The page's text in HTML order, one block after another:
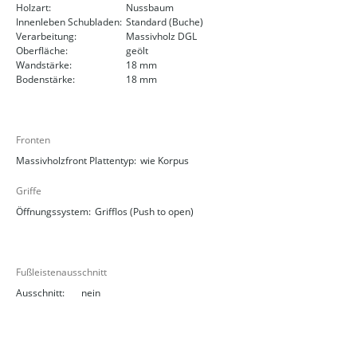
Holzart:
Nussbaum
Innenleben Schubladen: Standard (Buche)
Verarbeitung:
Massivholz DGL
Oberfläche:
geölt
Wandstärke:
18 mm
Bodenstärke:
18 mm
Fronten
Massivholzfront Plattentyp: wie Korpus
Griffe
Öffnungssystem: Grifflos (Push to open)
Fußleistenausschnitt
Ausschnitt:
nein